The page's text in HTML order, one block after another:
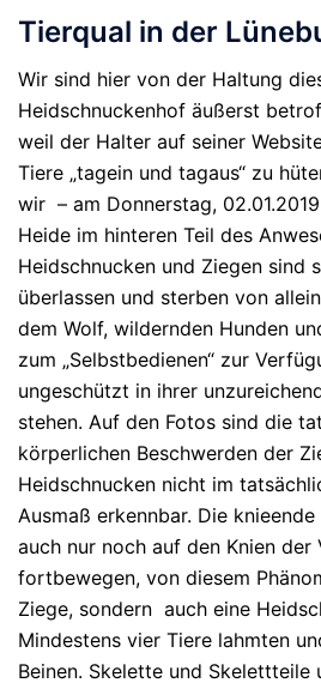
Tierqual in der
Wir sind hier von der Haltung
Heidschnuckenhof äußerst
weil der Halter auf seiner
Tiere „tagein und tagaus“ zu
wir – am Donnerstag,
Heide im hinteren Teil des
Heidschnucken und Ziegen sind
überlassen und sterben von
dem Wolf, wildernden Hunden
zum „Selbstbedienen“ zur
ungeschützt in ihrer
stehen. Auf den Fotos sind die
körperlichen Beschwerden der
Heidschnucken nicht im
Ausmaß erkennbar. Die
auch nur noch auf den Knien der
fortbewegen, von diesem
Ziege, sondern auch eine
Mindestens vier Tiere lahmten
Beinen. Skelette und Skelettteile